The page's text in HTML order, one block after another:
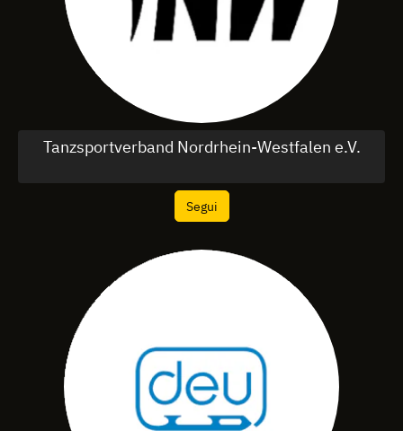
Tanzsportverband Nordrhein-Westfalen e.V.
Segui